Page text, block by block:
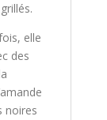
elle
des
noires